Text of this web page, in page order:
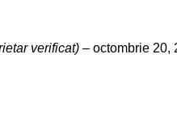
verificat) – octombrie 20,